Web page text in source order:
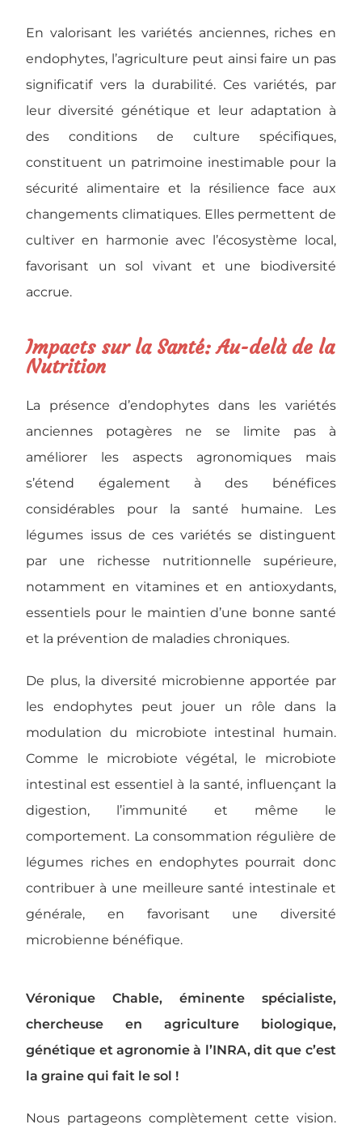
En valorisant les variétés anciennes, riches en
endophytes, l’agriculture peut ainsi faire un pas
significatif vers la durabilité. Ces variétés, par
leur diversité génétique et leur adaptation à
des conditions de culture spécifiques,
constituent un patrimoine inestimable pour la
sécurité alimentaire et la résilience face aux
changements climatiques. Elles permettent de
cultiver en harmonie avec l’écosystème local,
favorisant un sol vivant et une biodiversité
accrue.
Impacts sur la Santé: Au-delà de la
Nutrition
La présence d’endophytes dans les variétés
anciennes potagères ne se limite pas à
améliorer les aspects agronomiques mais
s’étend également à des bénéfices
considérables pour la santé humaine. Les
légumes issus de ces variétés se distinguent
par une richesse nutritionnelle supérieure,
notamment en vitamines et en antioxydants,
essentiels pour le maintien d’une bonne santé
et la prévention de maladies chroniques.
De plus, la diversité microbienne apportée par
les endophytes peut jouer un rôle dans la
modulation du microbiote intestinal humain.
Comme le microbiote végétal, le microbiote
intestinal est essentiel à la santé, influençant la
digestion, l’immunité et même le
comportement. La consommation régulière de
légumes riches en endophytes pourrait donc
contribuer à une meilleure santé intestinale et
générale, en favorisant une diversité
microbienne bénéfique.
Véronique Chable, éminente spécialiste,
chercheuse en agriculture biologique,
génétique et agronomie à l’INRA, dit que c’est
la graine qui fait le sol !
Nous partageons complètement cette vision.